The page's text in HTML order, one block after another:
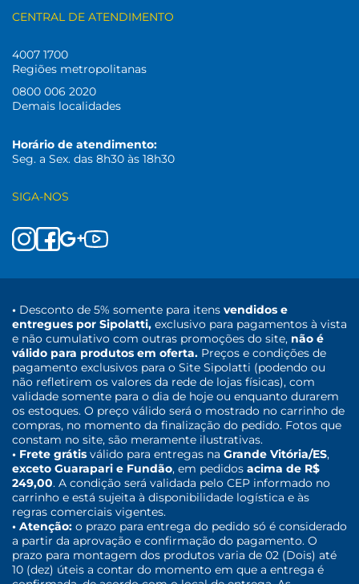
CENTRAL DE ATENDIMENTO
4007 1700
Regiões metropolitanas
0800 006 2020
Demais localidades
Horário de atendimento:
Seg. a Sex. das 8h30 às 18h30
SIGA-NOS
• Desconto de 5% somente para itens vendidos e
entregues por Sipolatti, exclusivo para pagamentos à vista
e não cumulativo com outras promoções do site, não é
válido para produtos em oferta. Preços e condições de
pagamento exclusivos para o Site Sipolatti (podendo ou
não refletirem os valores da rede de lojas físicas), com
validade somente para o dia de hoje ou enquanto durarem
os estoques. O preço válido será o mostrado no carrinho de
compras, no momento da finalização do pedido. Fotos que
constam no site, são meramente ilustrativas.
• Frete grátis válido para entregas na Grande Vitória/ES,
exceto Guarapari e Fundão, em pedidos acima de R$
249,00. A condição será validada pelo CEP informado no
carrinho e está sujeita à disponibilidade logística e às
regras comerciais vigentes.
• Atenção: o prazo para entrega do pedido só é considerado
a partir da aprovação e confirmação do pagamento. O
prazo para montagem dos produtos varia de 02 (Dois) até
10 (dez) úteis a contar do momento em que a entrega é